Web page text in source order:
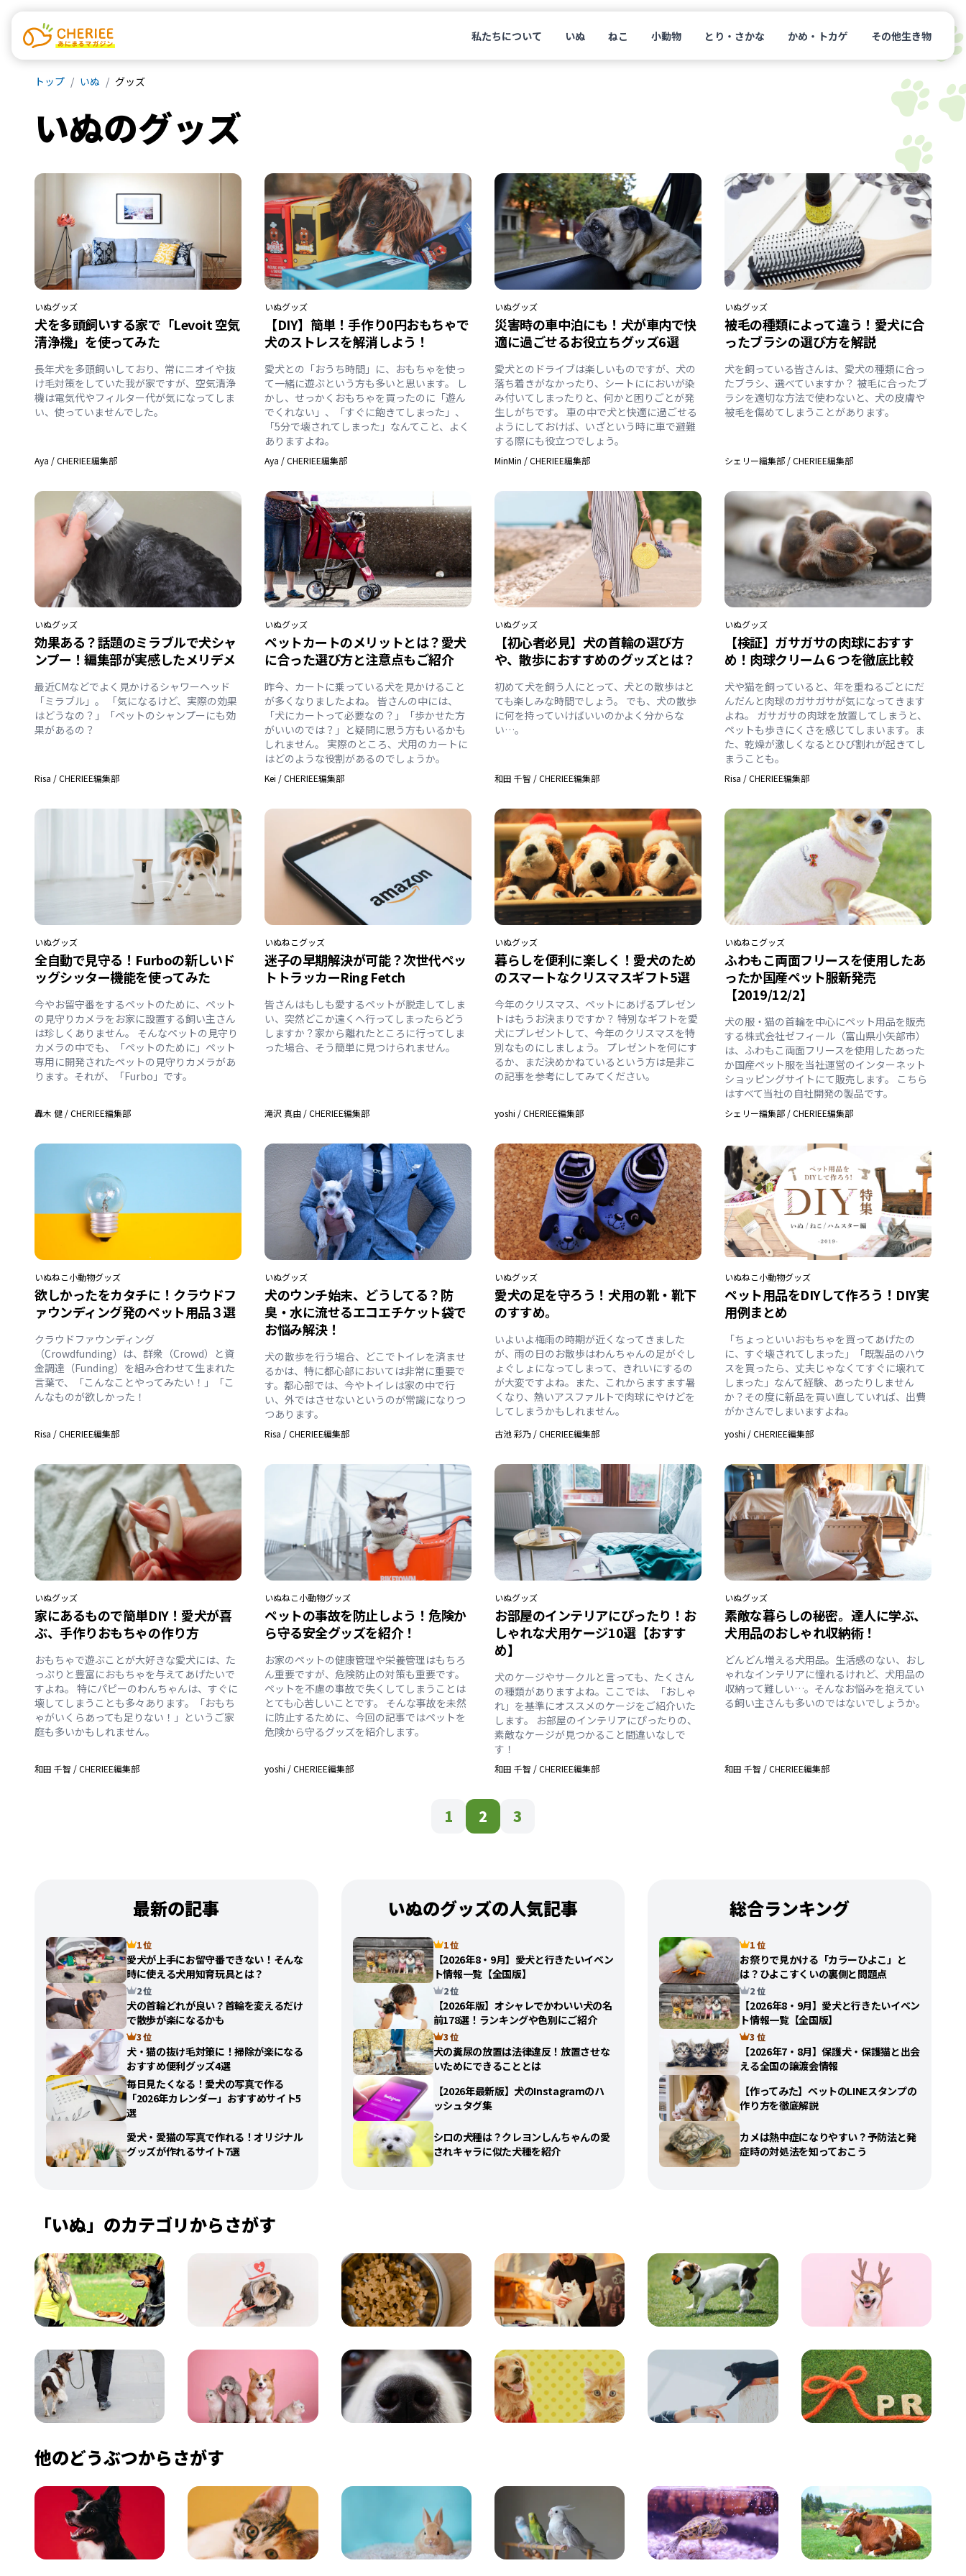
私たちについて いぬ ねこ 小動物 とり・さかな かめ・トカゲ その他生き物
トップ いぬ グッズ
いぬのグッズ
いぬグッズ
犬を多頭飼いする家で「Levoit 空気
清浄機」を使ってみた
長年犬を多頭飼いしており、常にニオイや抜
け毛対策をしていた我が家ですが、空気清浄
機は電気代やフィルター代が気になってしま
い、使っていませんでした。
Aya /CHERIEE編集部
いぬグッズ
【DIY】簡単！手作り0円おもちゃで
犬のストレスを解消しよう！
愛犬との「おうち時間」に、おもちゃを使っ
て一緒に遊ぶという方も多いと思います。 し
かし、せっかくおもちゃを買ったのに「遊ん
でくれない」、「すぐに飽きてしまった」、
「5分で壊されてしまった」なんてこと、よく
ありますよね。
Aya /CHERIEE編集部
いぬグッズ
災害時の車中泊にも！犬が車内で快
適に過ごせるお役立ちグッズ6選
愛犬とのドライブは楽しいものですが、犬の
落ち着きがなかったり、シートににおいが染
み付いてしまったりと、何かと困りごとが発
生しがちです。 車の中で犬と快適に過ごせる
ようにしておけば、いざという時に車で避難
する際にも役立つでしょう。
MinMin /CHERIEE編集部
いぬグッズ
被毛の種類によって違う！愛犬に合
ったブラシの選び方を解説
犬を飼っている皆さんは、愛犬の種類に合っ
たブラシ、選べていますか？ 被毛に合ったブ
ラシを適切な方法で使わないと、犬の皮膚や
被毛を傷めてしまうことがあります。
シェリー編集部 /CHERIEE編集部
いぬグッズ
効果ある？話題のミラブルで犬シャ
ンプー！編集部が実感したメリデメ
最近CMなどでよく見かけるシャワーヘッド
「ミラブル」。 「気になるけど、実際の効果
はどうなの？」「ペットのシャンプーにも効
果があるの？
Risa /CHERIEE編集部
いぬグッズ
ペットカートのメリットとは？愛犬
に合った選び方と注意点もご紹介
昨今、カートに乗っている犬を見かけること
が多くなりましたよね。 皆さんの中には、
「犬にカートって必要なの？」「歩かせた方
がいいのでは？」と疑問に思う方もいるかも
しれません。 実際のところ、犬用のカートに
はどのような役割があるのでしょうか。
Kei /CHERIEE編集部
いぬグッズ
【初心者必見】犬の首輪の選び方
や、散歩におすすめのグッズとは？
初めて犬を飼う人にとって、犬との散歩はと
ても楽しみな時間でしょう。 でも、犬の散歩
に何を持っていけばいいのかよく分からな
い…。
和田 千智 /CHERIEE編集部
いぬグッズ
【検証】ガサガサの肉球におすす
め！肉球クリーム６つを徹底比較
犬や猫を飼っていると、年を重ねるごとにだ
んだんと肉球のガサガサが気になってきます
よね。 ガサガサの肉球を放置してしまうと、
ペットも歩きにくさを感じてしまいます。ま
た、乾燥が激しくなるとひび割れが起きてし
まうことも。
Risa /CHERIEE編集部
いぬグッズ
全自動で見守る！Furboの新しいド
ッグシッター機能を使ってみた
今やお留守番をするペットのために、ペット
の見守りカメラをお家に設置する飼い主さん
は珍しくありません。 そんなペットの見守り
カメラの中でも、「ペットのために」ペット
専用に開発されたペットの見守りカメラがあ
ります。それが、「Furbo」です。
轟木 健 /CHERIEE編集部
いぬねこグッズ
迷子の早期解決が可能？次世代ペッ
トトラッカーRing Fetch
皆さんはもしも愛するペットが脱走してしま
い、突然どこか遠くへ行ってしまったらどう
しますか？家から離れたところに行ってしま
った場合、そう簡単に見つけられません。
滝沢 真由 /CHERIEE編集部
いぬグッズ
暮らしを便利に楽しく！愛⽝のため
のスマートなクリスマスギフト5選
今年のクリスマス、ペットにあげるプレゼン
トはもうお決まりですか？ 特別なギフトを愛
犬にプレゼントして、今年のクリスマスを特
別なものにしましょう。 プレゼントを何にす
るか、まだ決めかねているという方は是非こ
の記事を参考にしてみてください。
yoshi /CHERIEE編集部
いぬねこグッズ
ふわもこ両面フリースを使用したあ
ったか国産ペット服新発売
【2019/12/2】
犬の服・猫の首輪を中心にペット用品を販売
する株式会社ゼフィール（富山県小矢部市）
は、ふわもこ両面フリースを使用したあった
か国産ペット服を当社運営のインターネット
ショッピングサイトにて販売します。 こちら
はすべて当社の自社開発の製品です。
シェリー編集部 /CHERIEE編集部
いぬねこ小動物グッズ
欲しかったをカタチに！クラウドフ
ァウンディング発のペット用品３選
クラウドファウンディング
（Crowdfunding）は、群衆（Crowd）と資
金調達（Funding）を組み合わせて生まれた
言葉で、「こんなことやってみたい！」「こ
んなものが欲しかった！
Risa /CHERIEE編集部
いぬグッズ
犬のウンチ始末、どうしてる？防
臭・水に流せるエコエチケット袋で
お悩み解決！
犬の散歩を行う場合、どこでトイレを済ませ
るかは、特に都心部においては非常に重要で
す。都心部では、今やトイレは家の中で行
い、外ではさせないというのが常識になりつ
つあります。
Risa /CHERIEE編集部
いぬグッズ
愛犬の足を守ろう！犬用の靴・靴下
のすすめ。
いよいよ梅雨の時期が近くなってきました
が、雨の日のお散歩はわんちゃんの足がぐし
ょぐしょになってしまって、きれいにするの
が大変ですよね。また、これからますます暑
くなり、熱いアスファルトで肉球にやけどを
してしまうかもしれません。
古池 彩乃 /CHERIEE編集部
いぬねこ小動物グッズ
ペット用品をDIYして作ろう！DIY実
用例まとめ
「ちょっといいおもちゃを買ってあげたの
に、すぐ壊されてしまった」「既製品のハウ
スを買ったら、丈夫じゃなくてすぐに壊れて
しまった」なんて経験、あったりしません
か？その度に新品を買い直していれば、出費
がかさんでしまいますよね。
yoshi /CHERIEE編集部
いぬグッズ
家にあるもので簡単DIY！愛犬が喜
ぶ、手作りおもちゃの作り方
おもちゃで遊ぶことが大好きな愛犬には、た
っぷりと豊富におもちゃを与えてあげたいで
すよね。 特にパピーのわんちゃんは、すぐに
壊してしまうことも多々あります。「おもち
ゃがいくらあっても足りない！」というご家
庭も多いかもしれません。
和田 千智 /CHERIEE編集部
いぬねこ小動物グッズ
ペットの事故を防止しよう！危険か
ら守る安全グッズを紹介！
お家のペットの健康管理や栄養管理はもちろ
ん重要ですが、危険防止の対策も重要です。
ペットを不慮の事故で失くしてしまうことは
とても心苦しいことです。 そんな事故を未然
に防止するために、今回の記事ではペットを
危険から守るグッズを紹介します。
yoshi /CHERIEE編集部
いぬグッズ
お部屋のインテリアにぴったり！お
しゃれな犬用ケージ10選【おすす
め】
犬のケージやサークルと言っても、たくさん
の種類がありますよね。ここでは、「おしゃ
れ」を基準にオススメのケージをご紹介いた
します。 お部屋のインテリアにぴったりの、
素敵なケージが見つかること間違いなしで
す！
和田 千智 /CHERIEE編集部
いぬグッズ
素敵な暮らしの秘密。達人に学ぶ、
犬用品のおしゃれ収納術！
どんどん増える犬用品。生活感のない、おし
ゃれなインテリアに憧れるけれど、犬用品の
収納って難しい…。そんなお悩みを抱えてい
る飼い主さんも多いのではないでしょうか。
和田 千智 /CHERIEE編集部
1 2 3
最新の記事
1 位
愛犬が上手にお留守番できない！そんな
時に使える犬用知育玩具とは？
2 位
犬の首輪どれが良い？首輪を変えるだけ
で散歩が楽になるかも
3 位
犬・猫の抜け毛対策に！掃除が楽になる
おすすめ便利グッズ4選
毎日見たくなる！愛犬の写真で作る
「2026年カレンダー」おすすめサイト5
選
愛犬・愛猫の写真で作れる！オリジナル
グッズが作れるサイト7選
いぬのグッズの人気記事
1 位
【2026年8・9月】愛犬と行きたいイベン
ト情報一覧【全国版】
2 位
【2026年版】オシャレでかわいい犬の名
前178選！ランキングや色別にご紹介
3 位
犬の糞尿の放置は法律違反！放置させな
いためにできることとは
【2026年最新版】犬のInstagramのハ
ッシュタグ集
シロの犬種は？クレヨンしんちゃんの愛
されキャラに似た犬種を紹介
総合ランキング
1 位
お祭りで見かける「カラーひよこ」と
は？ひよこすくいの裏側と問題点
2 位
【2026年8・9月】愛犬と行きたいイベン
ト情報一覧【全国版】
3 位
【2026年7・8月】保護犬・保護猫と出会
える全国の譲渡会情報
【作ってみた】ペットのLINEスタンプの
作り方を徹底解説
カメは熱中症になりやすい？予防法と発
症時の対処法を知っておこう
「いぬ」のカテゴリからさがす
他のどうぶつからさがす